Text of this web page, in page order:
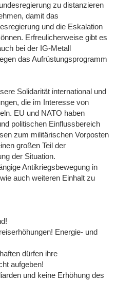
zu distanzieren
damit das
und die Eskalation
Erfreulicherweise gibt es
bei der IG-Metall
das Aufrüstungsprogramm
Solidarität international und
die im Interesse von
EU und NATO haben
politischen Einflussbereich
zum militärischen Vorposten
großen Teil der
der Situation.
Antikriegsbewegung in
auch weiteren Einhalt zu
Energie- und
dürfen ihre
aufgeben!
und keine Erhöhung des